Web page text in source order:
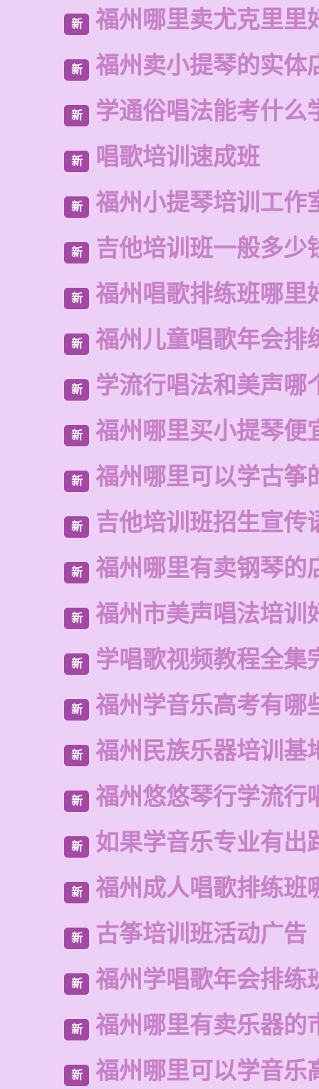
新 福州哪里卖尤克里里
新 福州卖小提琴的实体
新 学通俗唱法能考什么
新 唱歌培训速成班
新 福州小提琴培训工作
新 吉他培训班一般多少
新 福州唱歌排练班哪里
新 福州儿童唱歌年会排
新 学流行唱法和美声哪
新 福州哪里买小提琴便
新 福州哪里可以学古筝
新 吉他培训班招生宣传
新 福州哪里有卖钢琴的
新 福州市美声唱法培训
新 学唱歌视频教程全集
新 福州学音乐高考有哪
新 福州民族乐器培训基
新 福州悠悠琴行学流行
新 如果学音乐专业有出
新 福州成人唱歌排练班
新 古筝培训班活动广告
新 福州学唱歌年会排练
新 福州哪里有卖乐器的
新 福州哪里可以学音乐